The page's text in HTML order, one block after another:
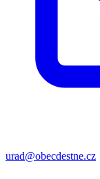
urad@obecdestne.cz